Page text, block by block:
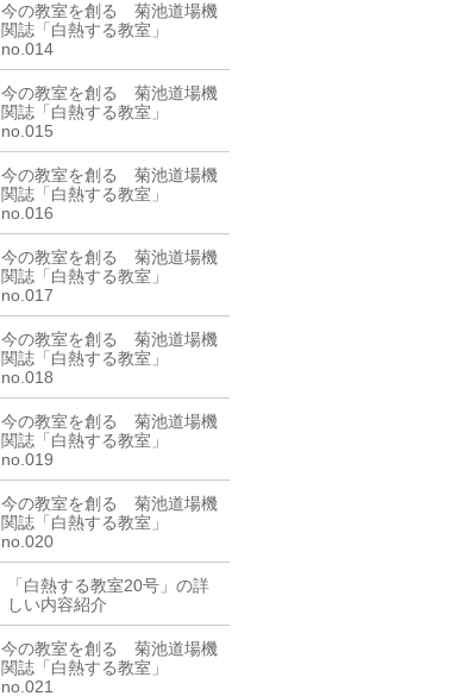
今の教室を創る 菊池道場機
関誌「白熱する教室」
no.014
今の教室を創る 菊池道場機
関誌「白熱する教室」
no.015
今の教室を創る 菊池道場機
関誌「白熱する教室」
no.016
今の教室を創る 菊池道場機
関誌「白熱する教室」
no.017
今の教室を創る 菊池道場機
関誌「白熱する教室」
no.018
今の教室を創る 菊池道場機
関誌「白熱する教室」
no.019
今の教室を創る 菊池道場機
関誌「白熱する教室」
no.020
「白熱する教室20号」の詳
しい内容紹介
今の教室を創る 菊池道場機
関誌「白熱する教室」
no.021